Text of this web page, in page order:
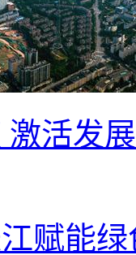
激活发
赋能